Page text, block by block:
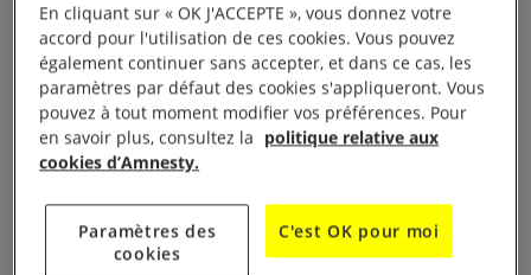
Mot de passe oublié ?
Un problème de connexion ?
En cliquant sur « OK J'ACCEPTE », vous donnez votre
accord pour l'utilisation de ces cookies. Vous pouvez
également continuer sans accepter, et dans ce cas, les
paramètres par défaut des cookies s'appliqueront. Vous
pouvez à tout moment modifier vos préférences. Pour
en savoir plus, consultez la politique relative aux
cookies d’Amnesty.
Paramètres des
cookies
C'est OK pour moi